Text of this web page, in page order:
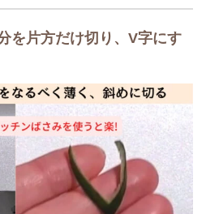
を片方だけ切り、V字にす